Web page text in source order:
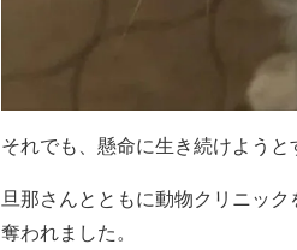
それでも、懸命に生き続けよう
旦那さんとともに動物クリニッ
奪われました。